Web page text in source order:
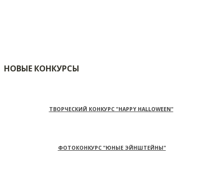
НОВЫЕ КОНКУРСЫ
ТВОРЧЕСКИЙ КОНКУРС "HAPPY HALLOWEEN"
ФОТОКОНКУРС "ЮНЫЕ ЭЙНШТЕЙНЫ"